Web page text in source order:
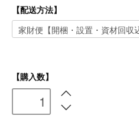
【配送方法】
【購入数】